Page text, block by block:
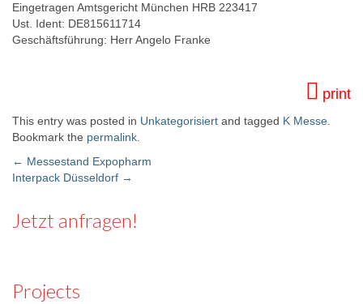
Eingetragen Amtsgericht München HRB 223417
Ust. Ident: DE815611714
Geschäftsführung: Herr Angelo Franke
print
This entry was posted in Unkategorisiert and tagged K Messe
Bookmark the permalink
Post navigation
← Messestand Expopharm
Interpack Düsseldorf →
Jetzt anfragen!
Projects